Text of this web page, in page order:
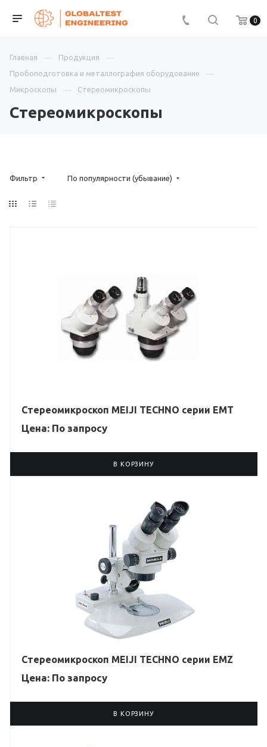
0
Главная
Продукция
Пробоподготовка и металлография оборудование
Микроскопы
Стереомикроскопы
Стереомикроскопы
Фильтр По популярности (убывание)
Стереомикроскоп MEIJI TECHNO серии EMT
Цена: По запросу
В КОРЗИНУ
Стереомикроскоп MEIJI TECHNO серии EMZ
Цена: По запросу
В КОРЗИНУ